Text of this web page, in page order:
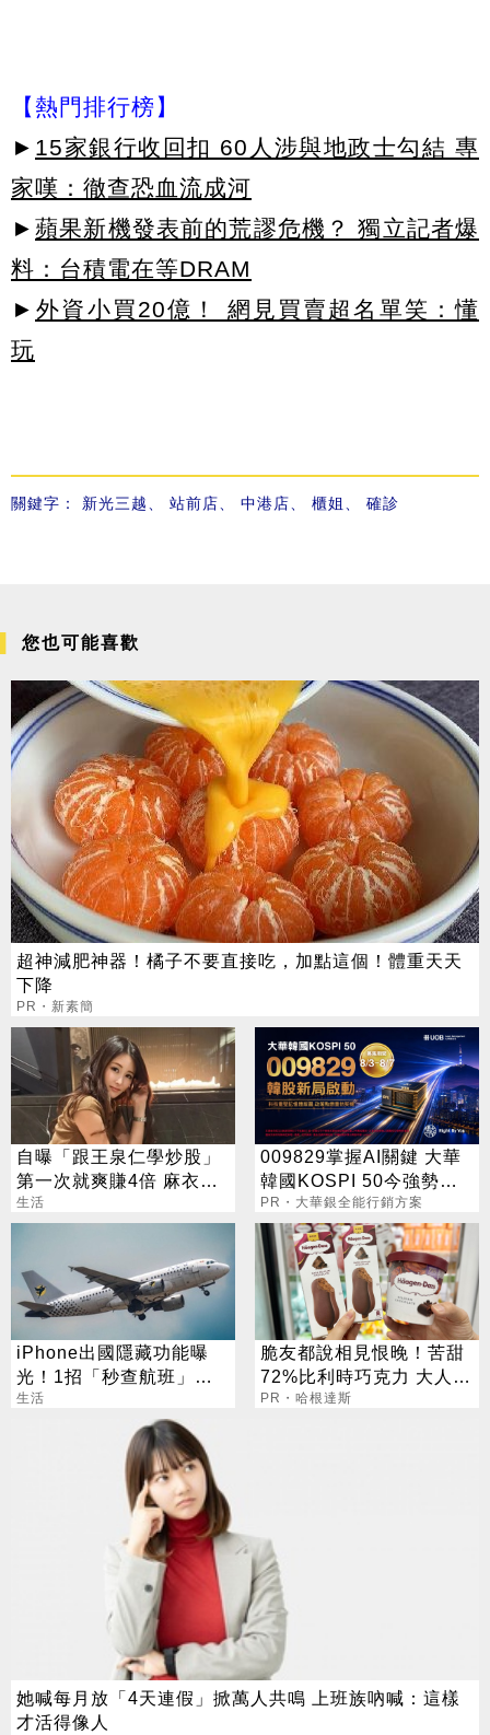
【熱門排行榜】
► 15家銀行收回扣 60人涉與地政士勾結 專
家嘆：徹查恐血流成河
► 蘋果新機發表前的荒謬危機？ 獨立記者爆
料：台積電在等DRAM
► 外資小買20億！ 網見買賣超名單笑：懂
玩
關鍵字： 新光三越、 站前店、 中港店、 櫃姐 、 確診
您也可能喜歡
超神減肥神器！橘子不要直接吃，加點這個！體重天天
下降
PR・新素簡
自曝「跟王泉仁學炒股」
第一次就爽賺4倍 麻衣：
感謝指導
生活
009829掌握AI關鍵 大華
韓國KOSPI 50今強勢開
募
PR・大華銀全能行銷方案
iPhone出國隱藏功能曝
光！1招「秒查航班」萬
人狂讚：超方便
生活
脆友都說相見恨晚！苦甜
72%比利時巧克力 大人味
爆紅！
PR・哈根達斯
她喊每月放「4天連假」掀萬人共鳴 上班族吶喊：這樣
才活得像人